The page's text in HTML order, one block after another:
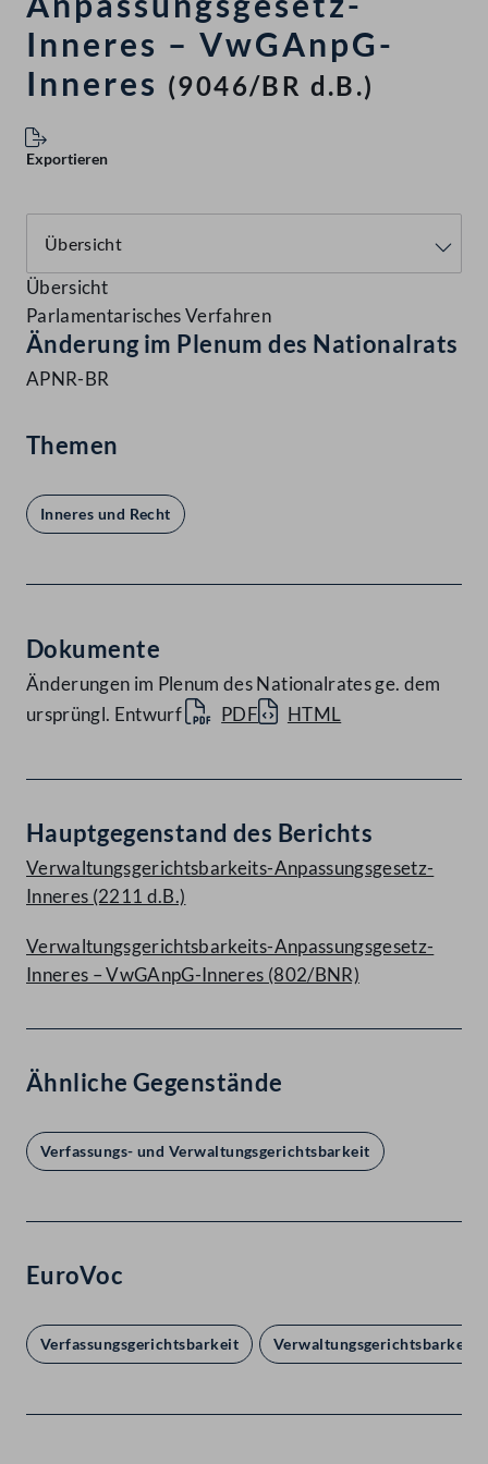
Inneres – VwGAnpG-
Inneres (9046/BR d.B.)
Exportieren
Übersicht
Parlamentarisches Verfahren
Änderung im Plenum des Nationalrats
APNR-BR
Themen
Inneres und Recht
Dokumente
Änderungen im Plenum des Nationalrates ge. dem
ursprüngl. Entwurf
PDF HTML
Hauptgegenstand des Berichts
Verwaltungsgerichtsbarkeits-Anpassungsgesetz-
Inneres (2211 d.B.)
Verwaltungsgerichtsbarkeits-Anpassungsgesetz-
Inneres – VwGAnpG-Inneres (802/BNR)
Ähnliche Gegenstände
Verfassungs- und Verwaltungsgerichtsbarkeit
EuroVoc
Verfassungsgerichtsbarkeit Verwaltungsgerichtsbarkeit